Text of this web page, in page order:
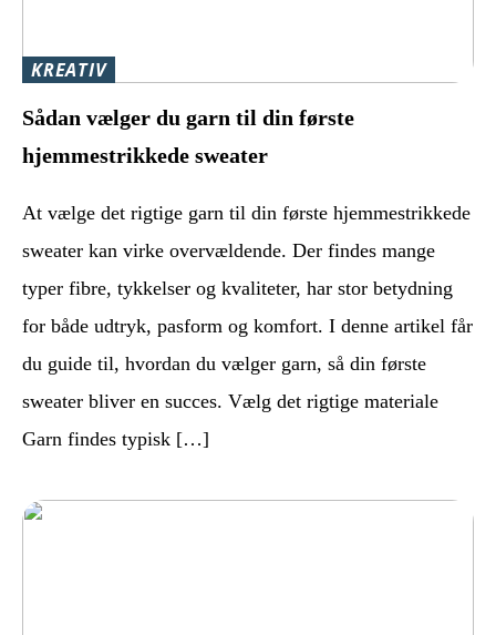
KREATIV
Sådan vælger du garn til din første
hjemmestrikkede sweater
At vælge det rigtige garn til din første hjemmestrikkede
sweater kan virke overvældende. Der findes mange
typer fibre, tykkelser og kvaliteter, har stor betydning
for både udtryk, pasform og komfort. I denne artikel får
du guide til, hvordan du vælger garn, så din første
sweater bliver en succes. Vælg det rigtige materiale
Garn findes typisk […]